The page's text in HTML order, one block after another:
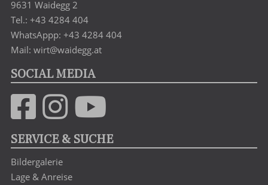
9631 Waidegg 2
Tel.: +43 4284 404
WhatsAppp: +43 4284 404
Mail: wirt@waidegg.at
SOCIAL MEDIA
SERVICE & SUCHE
Bildergalerie
Lage & Anreise